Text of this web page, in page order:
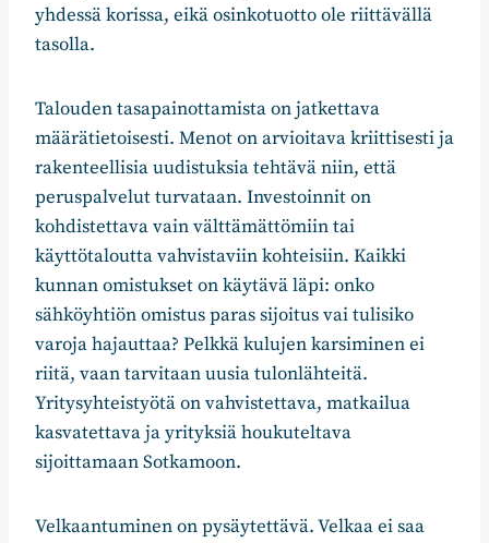
yhdessä korissa, eikä osinkotuotto ole riittävällä
tasolla.
Talouden tasapainottamista on jatkettava
määrätietoisesti. Menot on arvioitava kriittisesti ja
rakenteellisia uudistuksia tehtävä niin, että
peruspalvelut turvataan. Investoinnit on
kohdistettava vain välttämättömiin tai
käyttötaloutta vahvistaviin kohteisiin. Kaikki
kunnan omistukset on käytävä läpi: onko
sähköyhtiön omistus paras sijoitus vai tulisiko
varoja hajauttaa? Pelkkä kulujen karsiminen ei
riitä, vaan tarvitaan uusia tulonlähteitä.
Yritysyhteistyötä on vahvistettava, matkailua
kasvatettava ja yrityksiä houkuteltava
sijoittamaan Sotkamoon.
Velkaantuminen on pysäytettävä. Velkaa ei saa